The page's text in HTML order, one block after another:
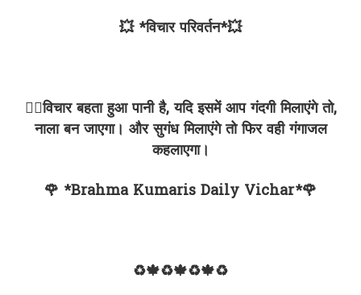
💥 *विचार परिवर्तन*💥
✍🏻विचार बहता हुआ पानी है, यदि इसमें आप गंदगी मिलाएंगे तो,
नाला बन जाएगा। और सुगंध मिलाएंगे तो फिर वही गंगाजल
कहलाएगा।
🌹 *Brahma Kumaris Daily Vichar*🌹
♻🍁♻🍁♻🍁♻